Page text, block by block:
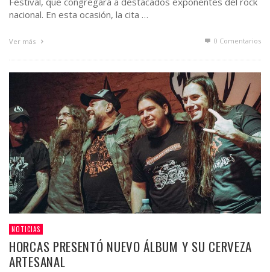
nacional. En esta ocasión, la cita …
Ver más 0 Comentarios
NOTICIAS
HORCAS PRESENTÓ NUEVO ÁLBUM Y SU CERVEZA
ARTESANAL